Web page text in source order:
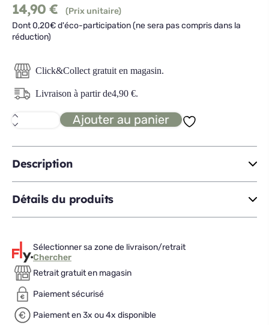
14,90 €
(Prix unitaire)
Dont 0,20€ d'éco-participation (ne sera pas compris dans la
réduction)
Click&Collect gratuit en magasin.
Livraison à partir de4,90 €.
quantité
de
poubelle
de
table
1,5L
Ajouter au panier
Description
Détails du produits
Sélectionner sa zone de livraison/retrait
Chercher
Retrait gratuit en magasin
Paiement sécurisé
Paiement en 3x ou 4x disponible